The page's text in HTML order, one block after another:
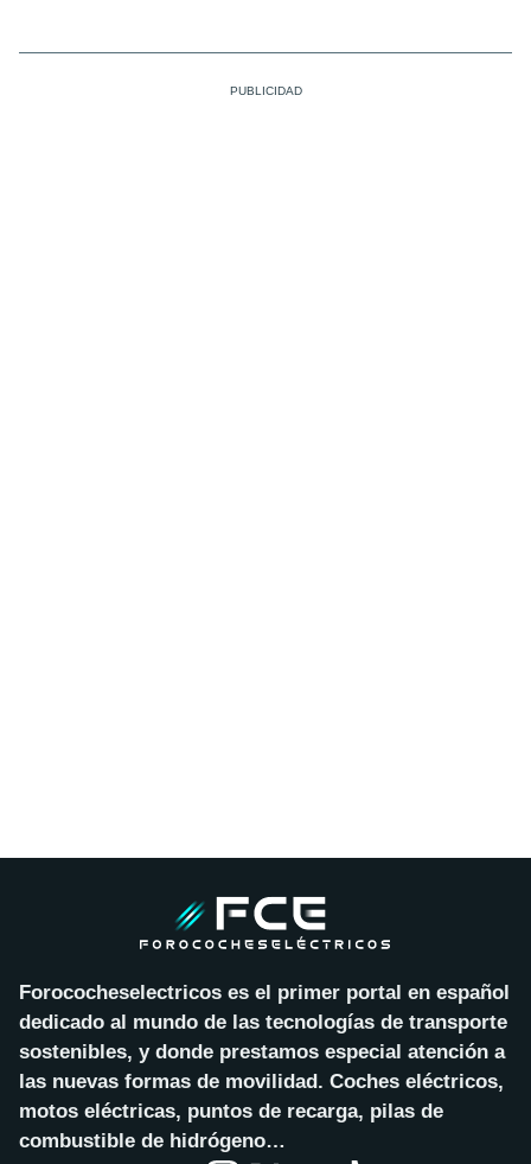
Forococheselectricos es el primer portal en español
dedicado al mundo de las tecnologías de transporte
sostenibles, y donde prestamos especial atención a
las nuevas formas de movilidad. Coches eléctricos,
motos eléctricas, puntos de recarga, pilas de
combustible de hidrógeno…